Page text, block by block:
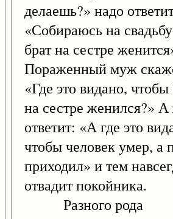
делаешь?» надо
«Собираюсь на
брат на сестре
Пораженный муж
«Где это видано, чтобы
на сестре женился?»
ответит: «А где это
чтобы человек умер, а
приходил» и тем
отвадит покойника.
Разного рода